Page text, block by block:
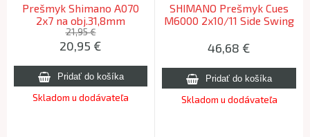
Prešmyk Shimano A070
2x7 na obj.31,8mm
21,95 €
20,95 €
Skladom u dodávateľa
SHIMANO Prešmyk Cues
M6000 2x10/11 Side Swing
46,68 €
Skladom u dodávateľa